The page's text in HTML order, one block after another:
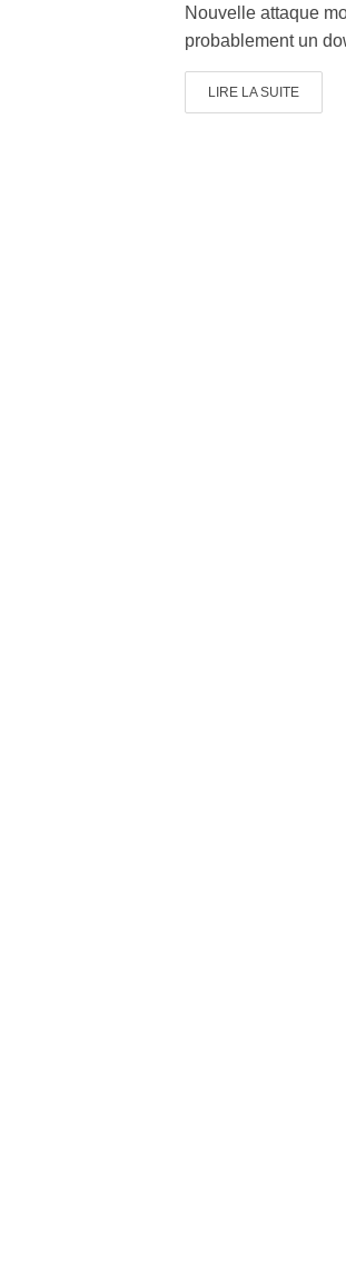
Nouvelle attaque
probablement un
LIRE LA SUITE